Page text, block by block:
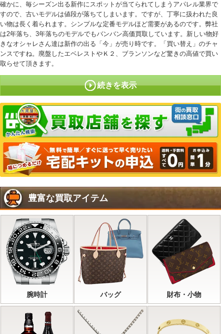
確かに、毎シーズン出る新作にスポットが当てられてしまうアパレル業界で
すので、古いモデルは値段が落ちてしまいます。ですが、丁寧に扱われた良
い物は長く着られます。シンプルな定番モデルほど需要があるのです。弊社
は2年落ち、3年落ちのモデルでもバンバン高価買取しています。新しい物好
きなオシャレさん達は新作の出る「今」が売り時です。「買い替え」のチャ
ンスですね。廃盤したエベレストやＫ２、ブランソンなど驚きの高値で買い
取らせて頂きます。
続きを表示
豊富な買取アイテム
腕時計 バッグ 財布・小物